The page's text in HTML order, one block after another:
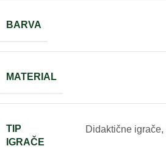
BARVA
MATERIAL
TIP
IGRAČE
Didaktične igrače,